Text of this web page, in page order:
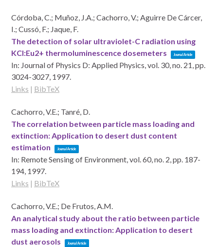
Córdoba, C.; Muñoz, J.A.; Cachorro, V.; Aguirre De Cárcer,
I.; Cussó, F.; Jaque, F.
The detection of solar ultraviolet-C radiation using
KCl:Eu2+ thermoluminescence dosemeters
Journal Article
In: Journal of Physics D: Applied Physics,vol. 30,no. 21,pp.
3024-3027, 1997.
Links | BibTeX
Cachorro, V.E.; Tanré, D.
The correlation between particle mass loading and
extinction: Application to desert dust content
estimation
Journal Article
In: Remote Sensing of Environment,vol. 60,no. 2,pp. 187-
194, 1997.
Links | BibTeX
Cachorro, V.E.; De Frutos, A.M.
An analytical study about the ratio between particle
mass loading and extinction: Application to desert
dust aerosols
Journal Article